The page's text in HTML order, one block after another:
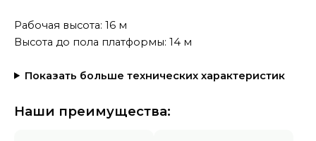
Рабочая высота: 16 м
Высота до пола платформы: 14 м
Показать больше технических характеристик
Наши преимущества: